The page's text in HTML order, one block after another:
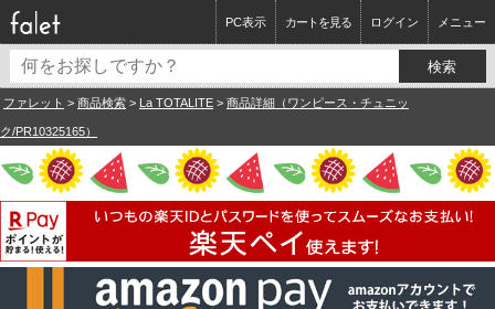
ログイン メニュー
カートを見る
PC表示
ファレット > 商品検索 > La TOTALITE > 商品詳細（ワンピース・チュニッ
ク/PR10325165）